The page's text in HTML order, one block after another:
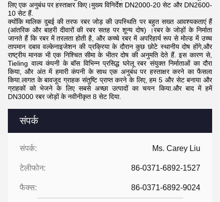
संपर्क
संपर्क: Ms. Carey Liu
टेलीफोन: 86-0371-6892-1527
फैक्स: 86-0371-6892-9024
लिए एक अनुबंध पर हस्ताक्षर किए।मुख्य विनिर्देश DN2000-20 सेट और DN2600-
10 सेट हैं.
क्योंकि मालिक दुबई की तरफ रबर जोड़ की उपस्थिति पर बहुत सख्त आवश्यकताएं हैं
(आंतरिक और बाहरी दीवारों की रबर सतह पर शून्य दोष) ।रबर के जोड़ों के निर्माता
जानते हैं कि रबर में तरलता होती है, और कच्चे रबर में अपरिहार्य रूप से मोल्ड में उच्च
तापमान दबाव वल्केनाइजेशन की प्रक्रिया के दौरान कुछ छोटे स्थानीय दोष होंगे,और
राष्ट्रीय मानक भी एक निश्चित सीमा के भीतर दोष की अनुमति देते हैं. इस कारण से,
Tieling वाल्व कंपनी के बॉस विभिन्न प्रसिद्ध घरेलू रबर संयुक्त निर्माताओं का दौरा
किया, और अंत में हमारी कंपनी के साथ एक अनुबंध पर हस्ताक्षर करने का फैसला
किया.लागत के बावजूद ग्राहक संतुष्टि प्राप्त करने के लिए, हम 5 और सेट बनाया और
ग्राहकों को भेजने के लिए सबसे अच्छा उत्पादों का चयन किया.और बाद में हमें
DN3000 रबर जोड़ों के नवीनीकृत 8 सेट दिया.